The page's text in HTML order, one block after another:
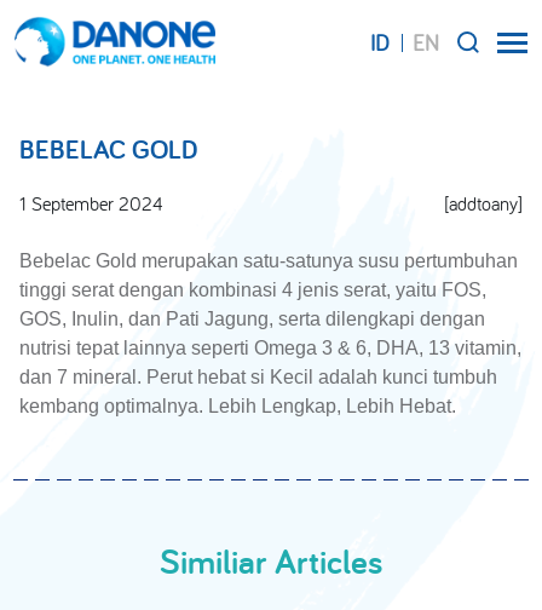
ID EN
BEBELAC GOLD
1 September 2024 [addtoany]
Bebelac Gold merupakan satu-satunya susu pertumbuhan
tinggi serat dengan kombinasi 4 jenis serat, yaitu FOS,
GOS, Inulin, dan Pati Jagung, serta dilengkapi dengan
nutrisi tepat lainnya seperti Omega 3 & 6, DHA, 13 vitamin,
dan 7 mineral. Perut hebat si Kecil adalah kunci tumbuh
kembang optimalnya. Lebih Lengkap, Lebih Hebat.
Similiar Articles